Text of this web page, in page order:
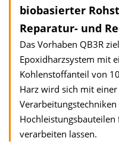
biobasierter
Reparatur- und
Das Vorhaben QB3R
Epoxidharzsystem mit
Kohlenstoffanteil von
Harz wird sich mit
Hochleistungsbauteilen
verarbeiten lassen.